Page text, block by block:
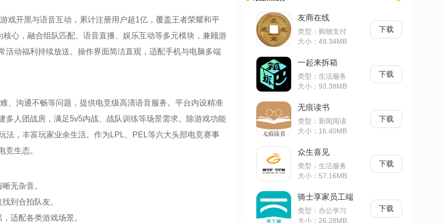
戏开黑与语音互动，累计注册用户超1亿，覆盖王者荣耀和平
心，融合组队匹配、语音直播、娱乐互动等多元模块，兼顾游
活动福利持续放送。操作界面简洁直观，适配手机与电脑多端
、沟通不畅等问题，提供电竞级高清语音服务。平台内设精准
多人团战房，满足5v5内战、战队训练等场景需求。除游戏功能
法，丰富玩家业余生活。作为LPL、PEL等六大头部电竞赛事
竞生态。
无杂音。
到合拍队友。
适配各类游戏场景。
友商在线
类型：购物支付
大小：49.34MB
下载
一起来拆箱
类型：生活服务
大小：93.38MB
下载
无痕读书
类型：新闻阅读
大小：16.40MB
下载
众生喜见
类型：生活服务
大小：57.16MB
下载
骑士享家员工端
类型：办公学习
大小：26.28MB
下载